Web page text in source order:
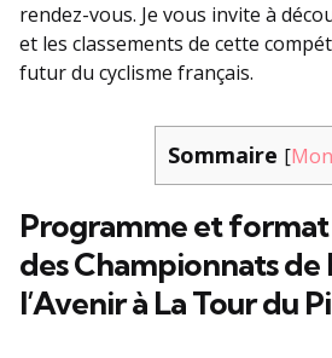
rendez-vous. Je vous invite à
et les classements de cette
futur du cyclisme français.
Sommaire [
Programme et format
des Championnats de
l’Avenir à La Tour du